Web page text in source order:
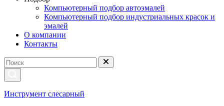
Компьютерный подбор автоэмалей
Компьютерный подбор индустриальных красок и
эмалей
О компании
Контакты
Инструмент слесарный